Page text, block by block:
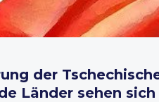
der
Länder sehen sich